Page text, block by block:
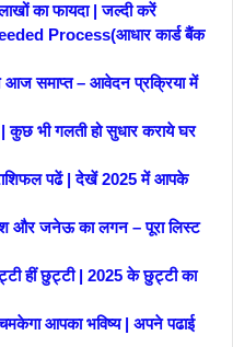
का फायदा | जल्दी करें
Process(आधार कार्ड बैंक
समाप्त – आवेदन प्रक्रिया में
कुछ भी गलती हो सुधार कराये घर
राशिफल पढें | देखें 2025 में आपके
और जनेऊ का लगन – पूरा लिस्ट
हीं छुट्टी | 2025 के छुट्टी का
आपका भविष्य | अपने पढाई